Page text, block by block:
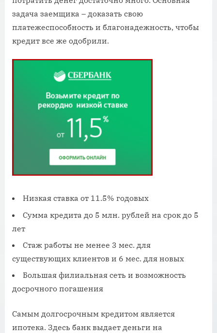
задача заемщика – доказать свою
платежеспособность и благонадежность, чтобы
кредит все же одобрили.
Низкая ставка от 11.5% годовых
Сумма кредита до 5 млн. рублей на срок до 5
лет
Стаж работы не менее 3 мес. для
существующих клиентов и 6 мес. для новых
Большая филиальная сеть и возможность
досрочного погашения
Самым долгосрочным кредитом является
ипотека. Здесь банк выдает деньги на